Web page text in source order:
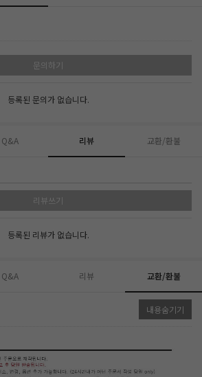
문의하기
등록된 문의가 없습니다.
Q&A 리뷰 교환/환불
리뷰쓰기
등록된 리뷰가 없습니다.
Q&A 리뷰 교환/환불
내용숨기기